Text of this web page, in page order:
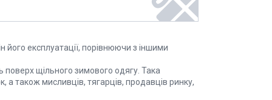
його експлуатації, порівнюючи з іншими
поверх щільного зимового одягу. Така
а також мисливців, тягарців, продавців ринку,